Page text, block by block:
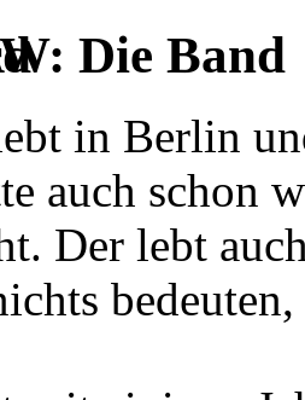
Die Band
in Berlin
auch schon
Der lebt